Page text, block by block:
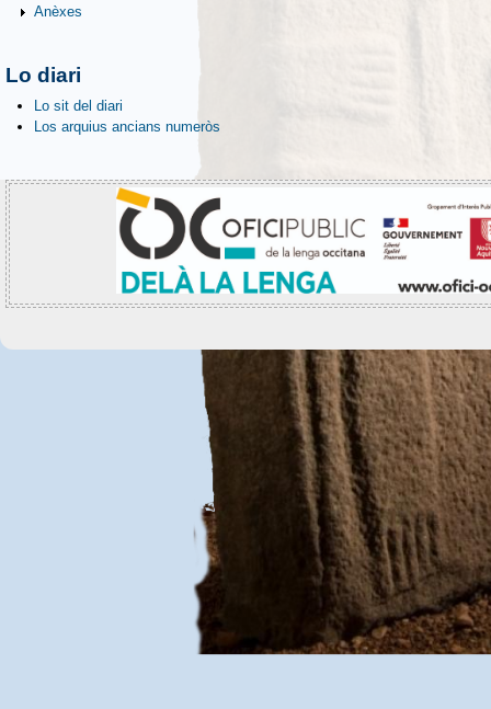
Anèxes
Lo diari
Lo sit del diari
Los arquius ancians numeròs